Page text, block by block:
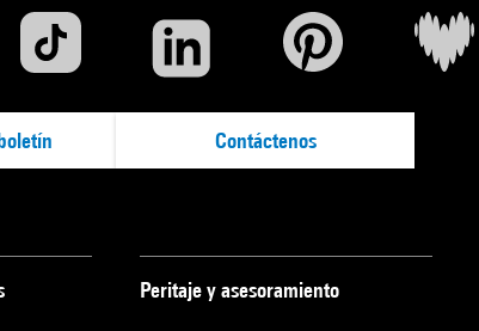
Contáctenos
Peritaje y asesoramiento